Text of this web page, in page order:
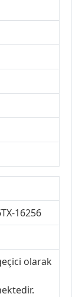
16256
olarak